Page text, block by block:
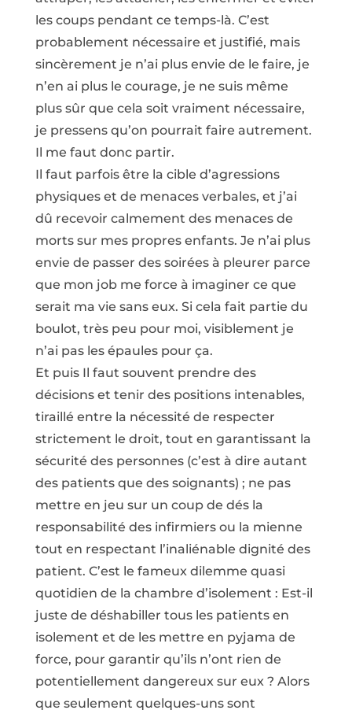
les coups pendant ce temps-là. C’est
probablement nécessaire et justifié, mais
sincèrement je n’ai plus envie de le faire, je
n’en ai plus le courage, je ne suis même
plus sûr que cela soit vraiment nécessaire,
je pressens qu’on pourrait faire autrement.
Il me faut donc partir.
Il faut parfois être la cible d’agressions
physiques et de menaces verbales, et j’ai
dû recevoir calmement des menaces de
morts sur mes propres enfants. Je n’ai plus
envie de passer des soirées à pleurer parce
que mon job me force à imaginer ce que
serait ma vie sans eux. Si cela fait partie du
boulot, très peu pour moi, visiblement je
n’ai pas les épaules pour ça.
Et puis Il faut souvent prendre des
décisions et tenir des positions intenables,
tiraillé entre la nécessité de respecter
strictement le droit, tout en garantissant la
sécurité des personnes (c’est à dire autant
des patients que des soignants) ; ne pas
mettre en jeu sur un coup de dés la
responsabilité des infirmiers ou la mienne
tout en respectant l’inaliénable dignité des
patient. C’est le fameux dilemme quasi
quotidien de la chambre d’isolement : Est-il
juste de déshabiller tous les patients en
isolement et de les mettre en pyjama de
force, pour garantir qu’ils n’ont rien de
potentiellement dangereux sur eux ? Alors
que seulement quelques-uns sont